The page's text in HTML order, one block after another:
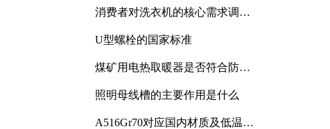
消费者对洗衣机的核心需求调研
U型螺栓的国家标准
煤矿用电热取暖器是否符合防爆
照明母线槽的主要作用是什么
A516Gr70对应国内材质及低温冲